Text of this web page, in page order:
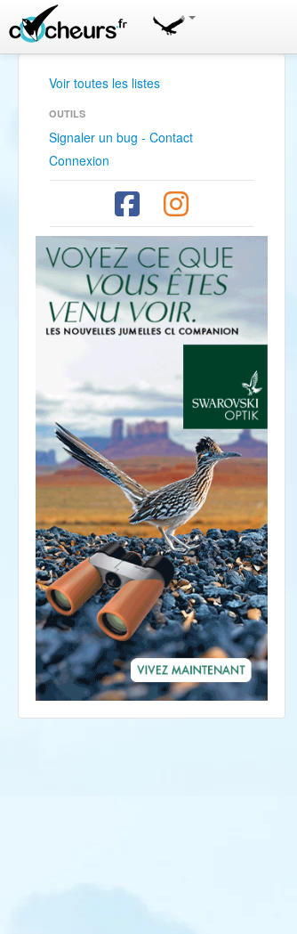
Voir toutes les listes
OUTILS
Signaler un bug - Contact
Connexion